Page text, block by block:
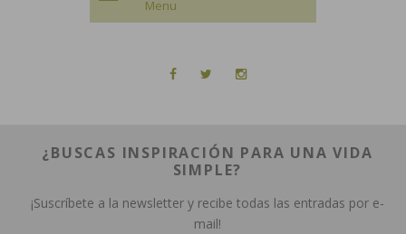
¿BUSCAS INSPIRACIÓN PARA UNA VIDA
SIMPLE?
¡Suscríbete a la newsletter y recibe todas las entradas por e-
mail!